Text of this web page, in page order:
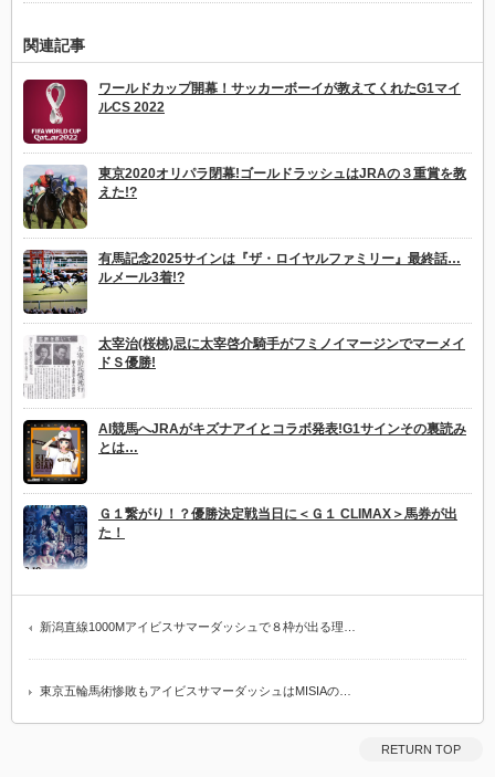
関連記事
ワールドカップ開幕！サッカーボーイが教えてくれたG1マイ
ルCS 2022
東京2020オリパラ閉幕!ゴールドラッシュはJRAの３重賞を教
えた!?
有馬記念2025サインは『ザ・ロイヤルファミリー』最終話…
ルメール3着!?
太宰治(桜桃)忌に太宰啓介騎手がフミノイマージンでマーメイ
ドＳ優勝!
AI競馬へJRAがキズナアイとコラボ発表!G1サインその裏読み
とは…
Ｇ１繋がり！？優勝決定戦当日に＜Ｇ１ CLIMAX＞馬券が出
た！
新潟直線1000Mアイビスサマーダッシュで８枠が出る理…
東京五輪馬術惨敗もアイビスサマーダッシュはMISIAの…
RETURN TOP